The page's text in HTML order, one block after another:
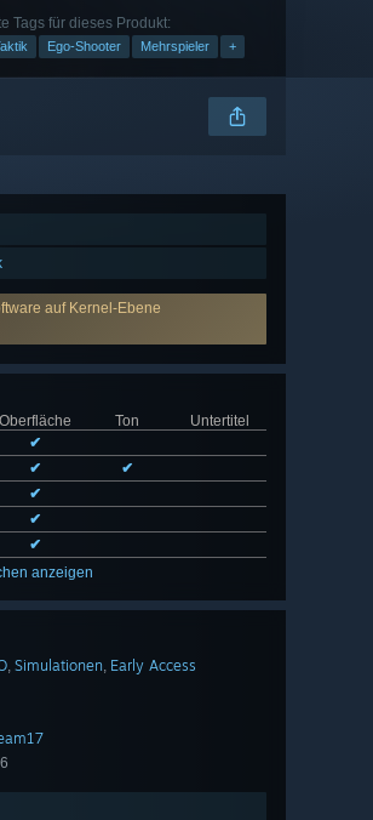
Tags für dieses Produkt:
Ego-Shooter Mehrspieler +
auf Kernel-Ebene
Oberfläche
Ton
Untertitel
✔
✔
✔
✔
✔
✔
anzeigen
, Simulationen, Early Access